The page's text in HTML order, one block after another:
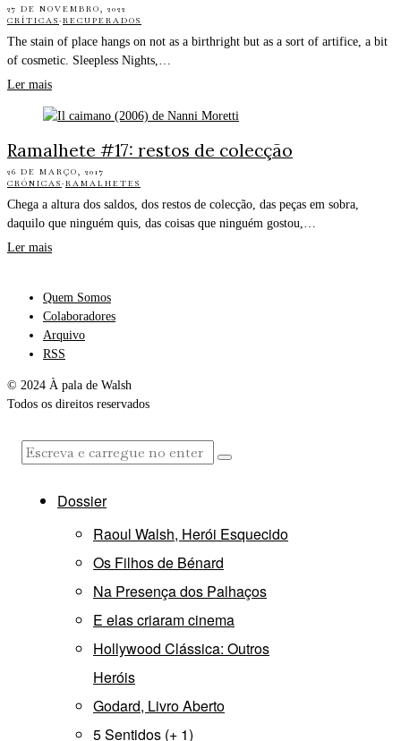
27 DE NOVEMBRO, 2022
CRÍTICAS·RECUPERADOS
The stain of place hangs on not as a birthright but as a sort of artifice, a bit
of cosmetic. Sleepless Nights,…
Ler mais
Ramalhete #17: restos de colecção
26 DE MARÇO, 2017
CRÓNICAS·RAMALHETES
Chega a altura dos saldos, dos restos de colecção, das peças em sobra,
daquilo que ninguém quis, das coisas que ninguém gostou,…
Ler mais
Quem Somos
Colaboradores
Arquivo
RSS
© 2024 À pala de Walsh
Todos os direitos reservados
Dossier
Raoul Walsh, Herói Esquecido
Os Filhos de Bénard
Na Presença dos Palhaços
E elas criaram cinema
Hollywood Clássica: Outros
Heróis
Godard, Livro Aberto
5 Sentidos (+ 1)